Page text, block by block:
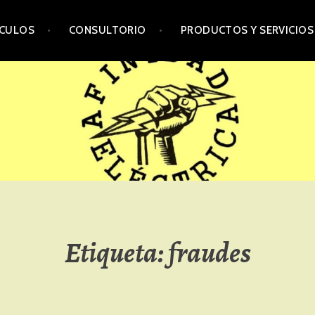
CONSULTORIO PRODUCTOS Y SERVICIOS
Etiqueta:fraudes